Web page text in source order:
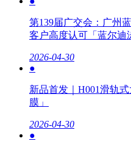
第139届广交会：广州
客户高度认可「蓝尔迪
2026-04-30
●
新品首发｜H001滑轨
膜」
2026-04-30
●